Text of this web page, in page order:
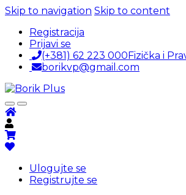
Skip to navigation Skip to content
Registracija
Prijavi se
(+381) 62 223 000Fizička i
borikvp@gmail.com
Ulogujte se
Registrujte se